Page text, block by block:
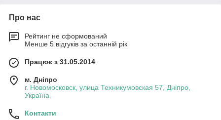
Про нас
Рейтинг не сформований
Менше 5 відгуків за останній рік
Працює з 31.05.2014
м. Дніпро
г. Новомосковск, улица Техникумовская 57, Дніпро,
Україна
Контакти